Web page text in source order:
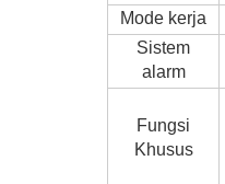
Mode kerja
Sistem
alarm
Fungsi
Khusus